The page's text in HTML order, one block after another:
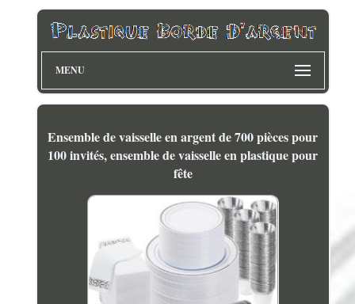
MENU
Ensemble de vaisselle en argent de 700 pièces pour
100 invités, ensemble de vaisselle en plastique pour
fête